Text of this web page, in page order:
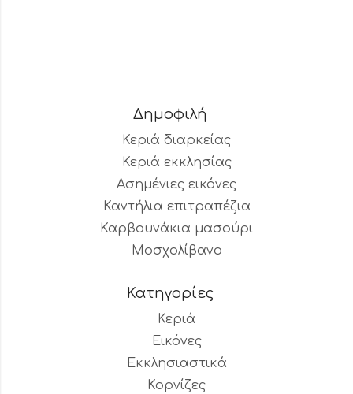
Δημοφιλή
Κεριά διαρκείας
Κεριά εκκλησίας
Ασημένιες εικόνες
Καντήλια επιτραπέζια
Καρβουνάκια μασούρι
Μοσχολίβανο
Κατηγορίες
Κεριά
Εικόνες
Εκκλησιαστικά
Κορνίζες